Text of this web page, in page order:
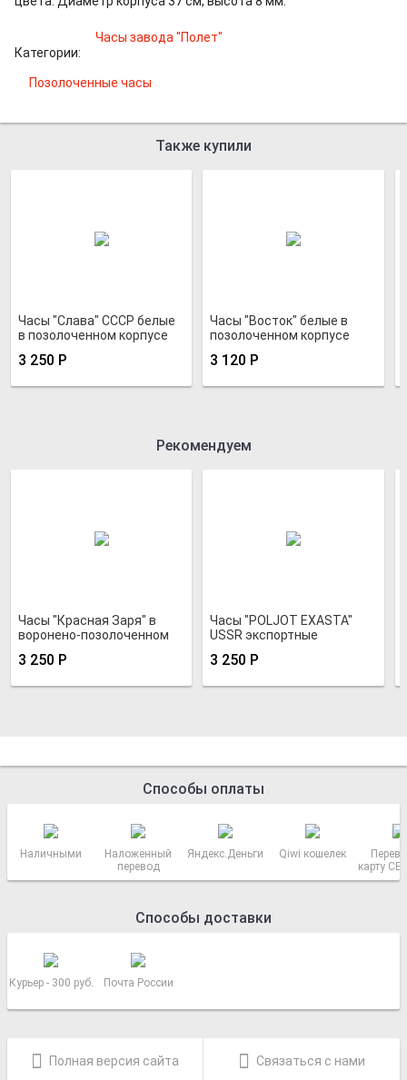
Категории:
Часы завода "Полет"
Позолоченные часы
Также купили
Часы "Слава" СССР белые
в позолоченном корпусе
3 250 Р
Часы "Восток" белые в
позолоченном корпусе
3 120 Р
Рекомендуем
Часы "Красная Заря" в
воронено-позолоченном
3 250 Р
Часы "POLJOT EXASTA"
USSR экспортные
3 250 Р
Способы оплаты
Наличными
Наложенный
перевод
Яндекс.Деньги Qiwi кошелек
карту
Способы доставки
Курьер - 300 руб. Почта России
Полная версия сайта Связаться с нами